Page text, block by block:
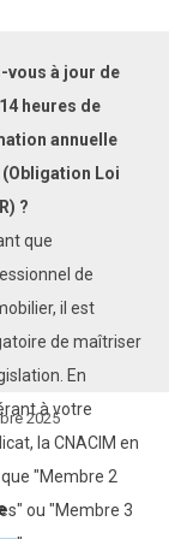
vous à jour de
heures de
annuelle
(Obligation Loi
?
que
de
il est
de maîtriser
En
à votre
la CNACIM en
"Membre 2
ou "Membre 3
2025